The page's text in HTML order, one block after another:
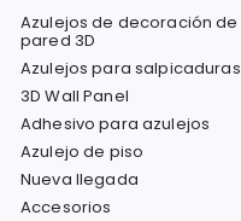
Azulejos de decoración de
pared 3D
Azulejos para salpicaduras
3D Wall Panel
Adhesivo para azulejos
Azulejo de piso
Nueva llegada
Accesorios